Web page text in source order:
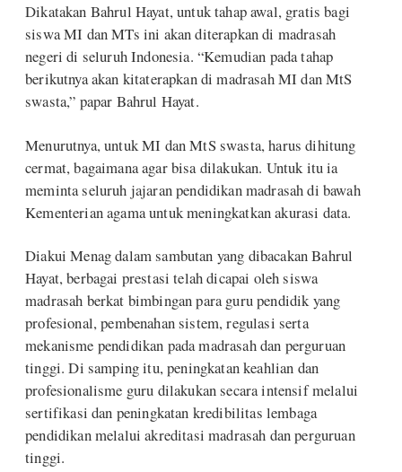
Dikatakan Bahrul Hayat, untuk tahap awal, gratis bagi
siswa MI dan MTs ini akan diterapkan di madrasah
negeri di seluruh Indonesia. “Kemudian pada tahap
berikutnya akan kitaterapkan di madrasah MI dan MtS
swasta,” papar Bahrul Hayat.
Menurutnya, untuk MI dan MtS swasta, harus dihitung
cermat, bagaimana agar bisa dilakukan. Untuk itu ia
meminta seluruh jajaran pendidikan madrasah di bawah
Kementerian agama untuk meningkatkan akurasi data.
Diakui Menag dalam sambutan yang dibacakan Bahrul
Hayat, berbagai prestasi telah dicapai oleh siswa
madrasah berkat bimbingan para guru pendidik yang
profesional, pembenahan sistem, regulasi serta
mekanisme pendidikan pada madrasah dan perguruan
tinggi. Di samping itu, peningkatan keahlian dan
profesionalisme guru dilakukan secara intensif melalui
sertifikasi dan peningkatan kredibilitas lembaga
pendidikan melalui akreditasi madrasah dan perguruan
tinggi.